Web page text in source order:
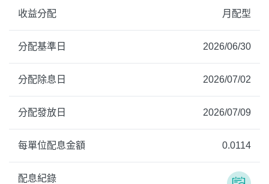
收益分配 月配型
分配基準日 2026/06/30
分配除息日 2026/07/02
分配發放日 2026/07/09
每單位配息金額 0.0114
配息紀錄